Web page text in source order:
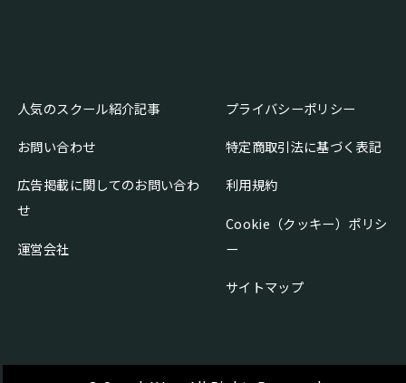
人気のスクール紹介記事
お問い合わせ
広告掲載に関してのお問い合わ
せ
運営会社
プライバシーポリシー
特定商取引法に基づく表記
利用規約
Cookie（クッキー）ポリシ
ー
サイトマップ